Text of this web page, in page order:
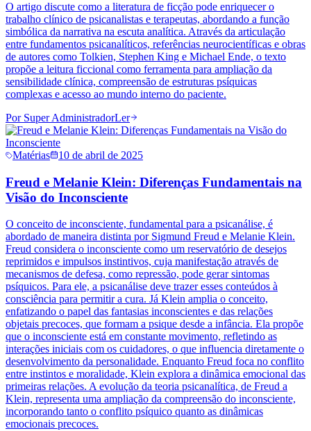
O artigo discute como a literatura de ficção pode enriquecer o
trabalho clínico de psicanalistas e terapeutas, abordando a função
simbólica da narrativa na escuta analítica. Através da articulação
entre fundamentos psicanalíticos, referências neurocientíficas e obras
de autores como Tolkien, Stephen King e Michael Ende, o texto
propõe a leitura ficcional como ferramenta para ampliação da
sensibilidade clínica, compreensão de estruturas psíquicas
complexas e acesso ao mundo interno do paciente.
Por Super AdministradorLer
Matérias 10 de abril de 2025
Freud e Melanie Klein: Diferenças Fundamentais na
Visão do Inconsciente
O conceito de inconsciente, fundamental para a psicanálise, é
abordado de maneira distinta por Sigmund Freud e Melanie Klein.
Freud considera o inconsciente como um reservatório de desejos
reprimidos e impulsos instintivos, cuja manifestação através de
mecanismos de defesa, como repressão, pode gerar sintomas
psíquicos. Para ele, a psicanálise deve trazer esses conteúdos à
consciência para permitir a cura. Já Klein amplia o conceito,
enfatizando o papel das fantasias inconscientes e das relações
objetais precoces, que formam a psique desde a infância. Ela propõe
que o inconsciente está em constante movimento, refletindo as
interações iniciais com os cuidadores, o que influencia diretamente o
desenvolvimento da personalidade. Enquanto Freud foca no conflito
entre instintos e moralidade, Klein explora a dinâmica emocional das
primeiras relações. A evolução da teoria psicanalítica, de Freud a
Klein, representa uma ampliação da compreensão do inconsciente,
incorporando tanto o conflito psíquico quanto as dinâmicas
emocionais precoces.